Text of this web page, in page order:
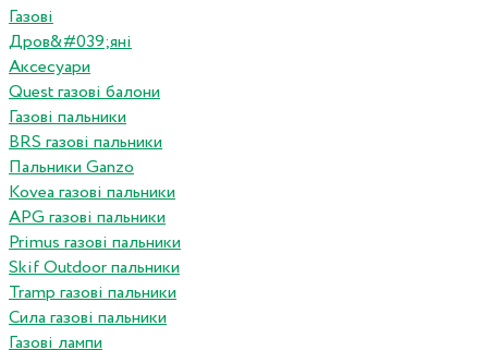
Газові
Дров&#039;яні
Аксесуари
Quest газові балони
Газові пальники
BRS газові пальники
Пальники Ganzo
Kovea газові пальники
APG газові пальники
Primus газові пальники
Skif Outdoor пальники
Tramp газові пальники
Сила газові пальники
Газові лампи